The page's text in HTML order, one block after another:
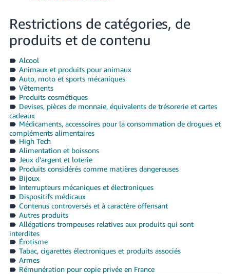
Restrictions de catégories, de
produits et de contenu
Alcool
Animaux et produits pour animaux
Auto, moto et sports mécaniques
Vêtements
Produits cosmétiques
Devises, pièces de monnaie, équivalents de trésorerie et cartes
cadeaux
Médicaments, accessoires pour la consommation de drogues et
compléments alimentaires
High Tech
Alimentation et boissons
Jeux d’argent et loterie
Produits considérés comme matières dangereuses
Bijoux
Interrupteurs mécaniques et électroniques
Dispositifs médicaux
Contenus controversés et à caractère offensant
Autres produits
Allégations trompeuses relatives aux produits qui sont
interdites
Érotisme
Tabac, cigarettes électroniques et produits associés
Armes
Rémunération pour copie privée en France